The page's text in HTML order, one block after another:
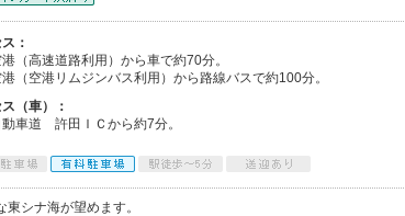
：
（高速道路利用）から車で約70分。
（空港リムジンバス利用）から路線バスで約100分。
（車）：
車道 許田ＩＣから約7分。
シナ海が望めます。